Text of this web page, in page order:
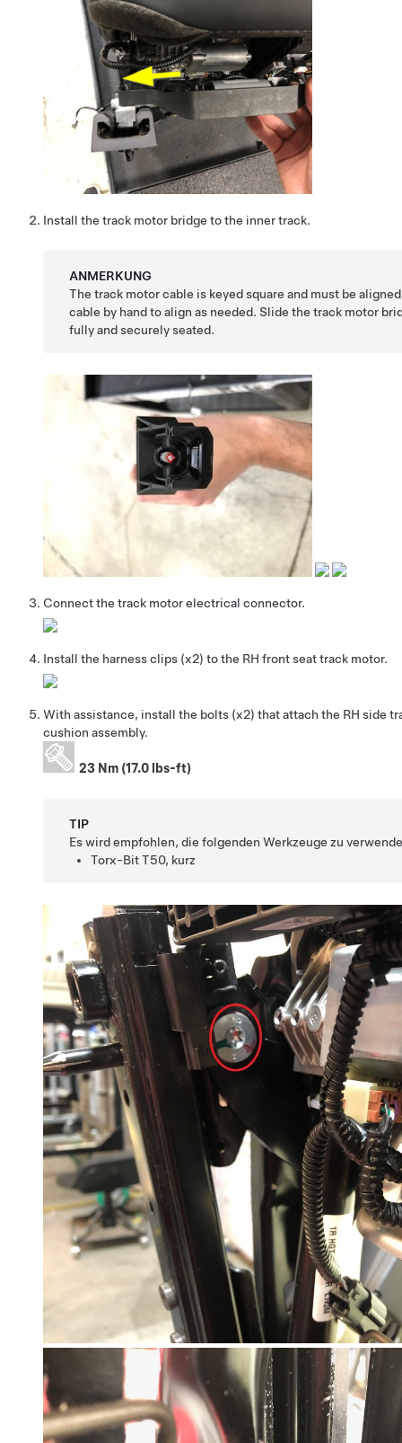
Install the track motor bridge to the inner track.
ANMERKUNG
The track motor cable is keyed square and must be
cable by hand to align as needed. Slide the track motor
fully and securely seated.
Connect the track motor electrical connector.
Install the harness clips (x2) to the RH front seat track motor.
With assistance, install the bolts (x2) that attach the RH side
cushion assembly.
23 Nm (17.0 lbs-ft)
TIP
Es wird empfohlen, die folgenden Werkzeuge zu
Torx-Bit T50, kurz